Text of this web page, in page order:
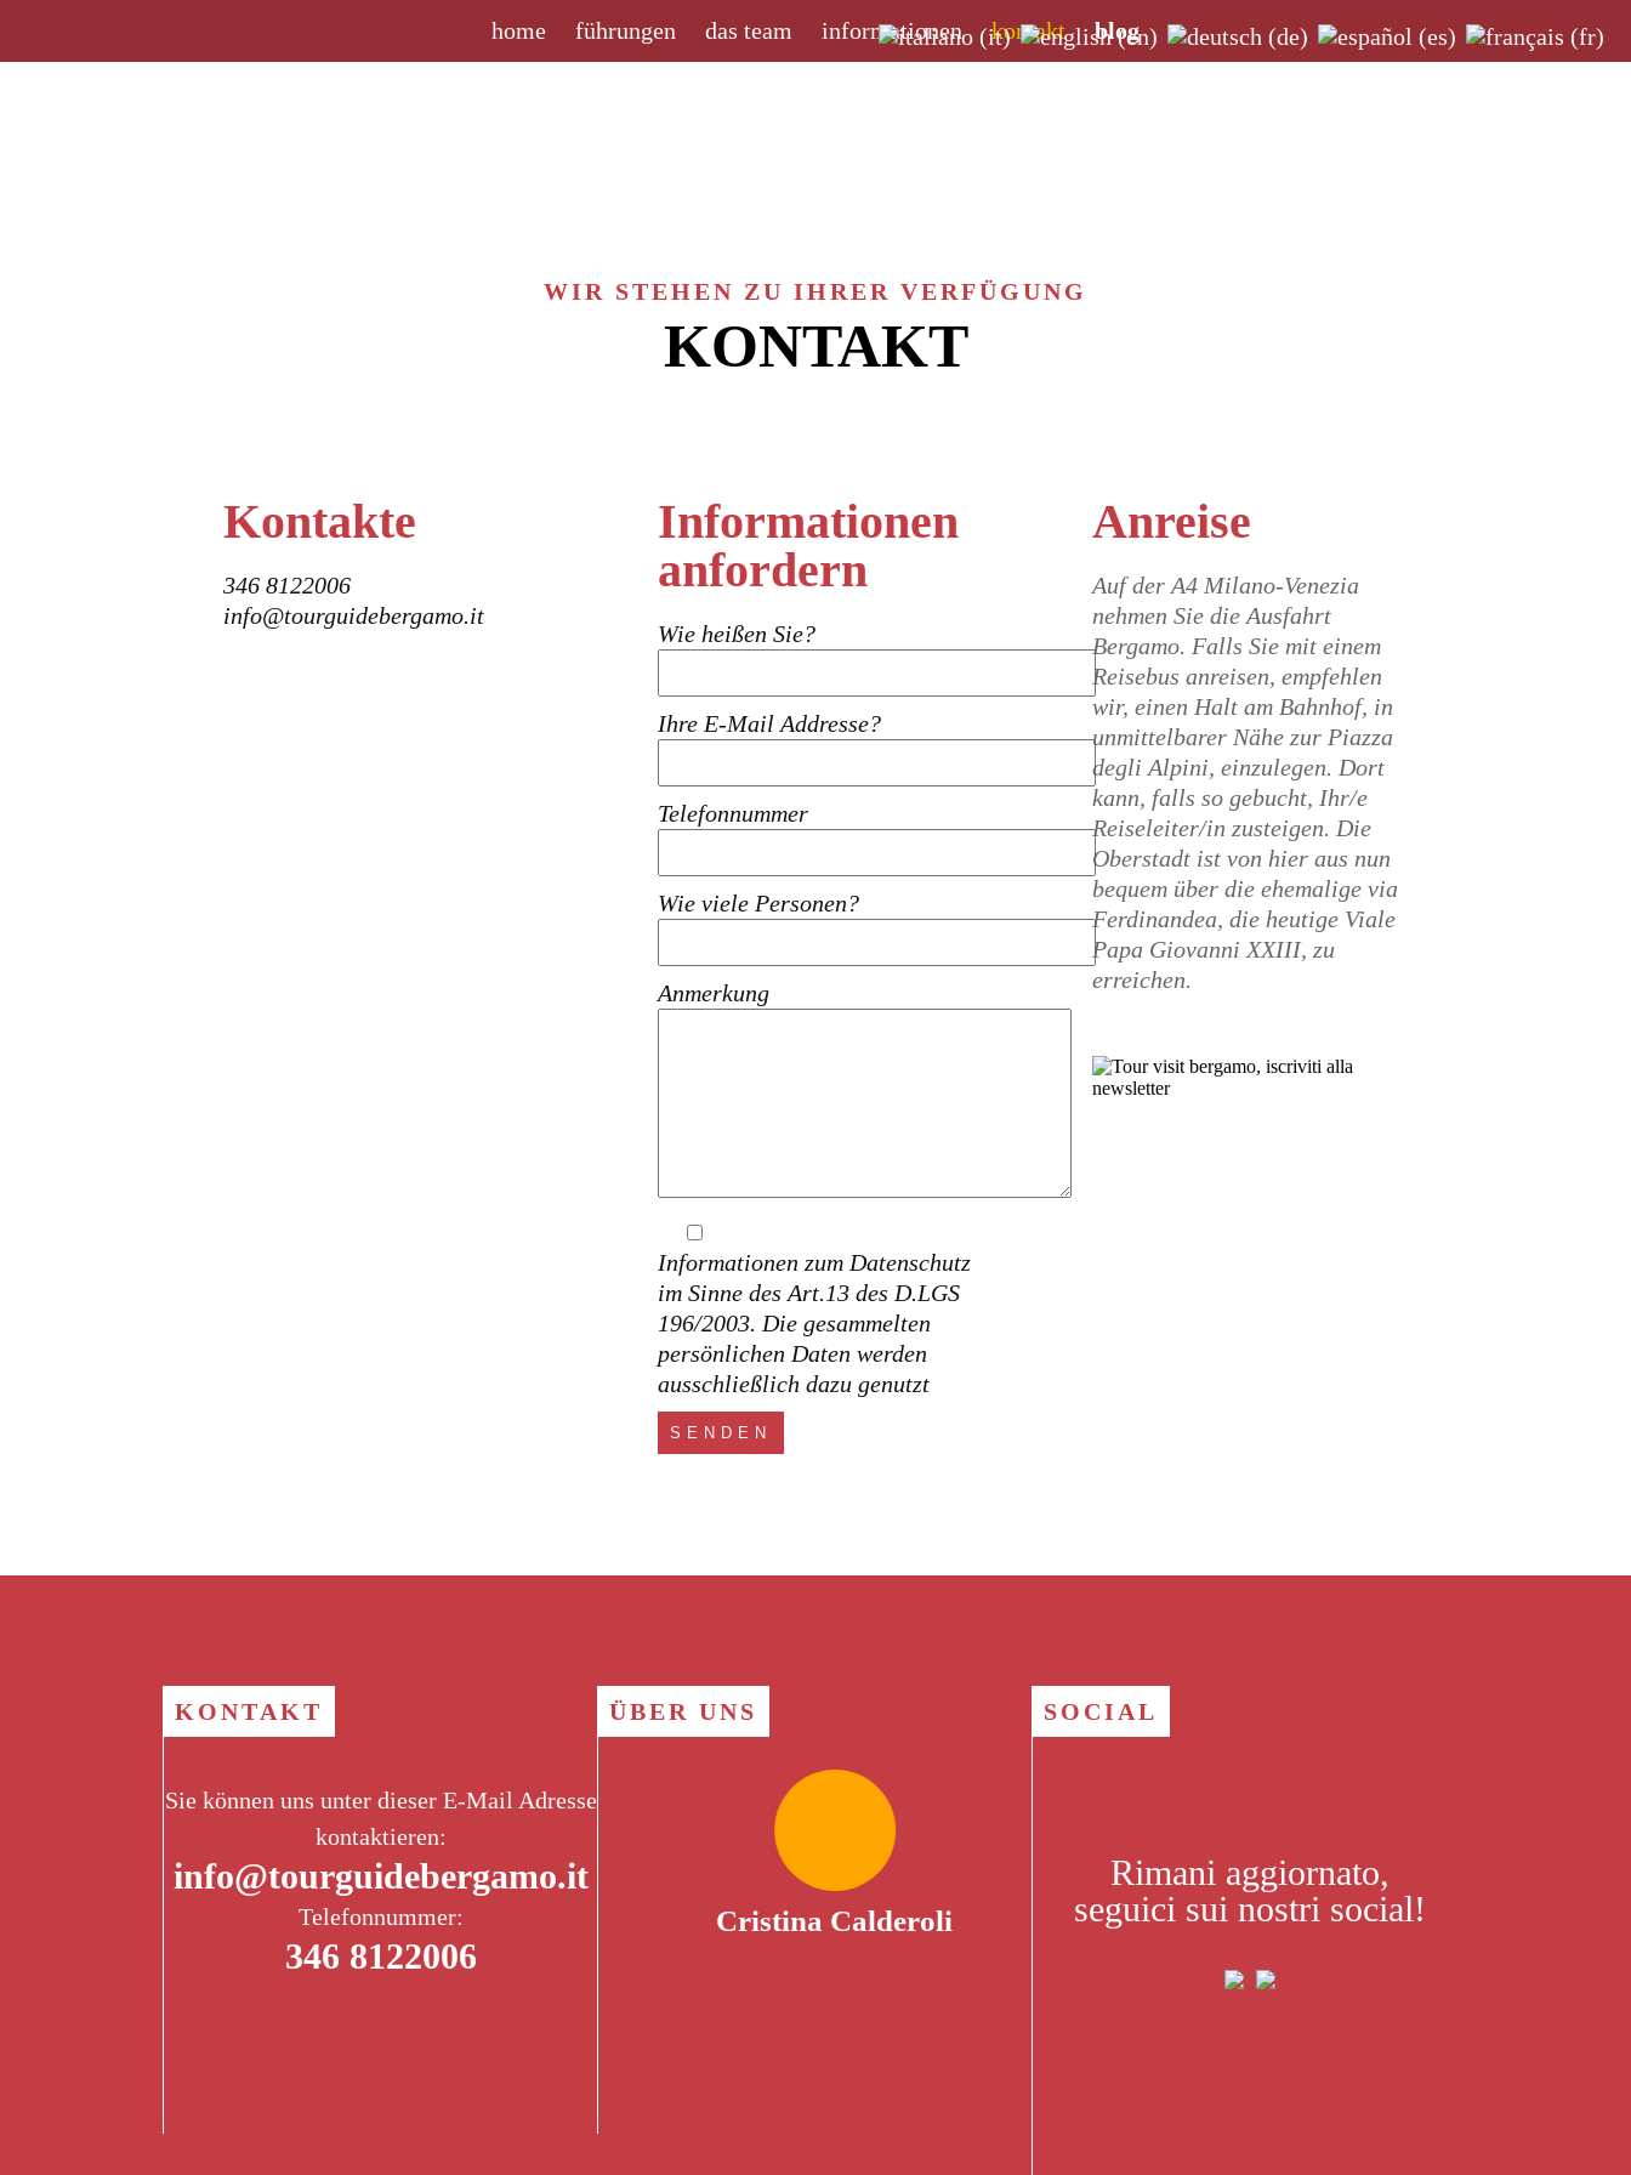
home führungen das team informationen kontakt blog
WIR STEHEN ZU IHRER VERFÜGUNG
KONTAKT
Kontakte
346 8122006
info@tourguidebergamo.it
Informationen
anfordern
Wie heißen Sie?
Ihre E-Mail Addresse?
Telefonnummer
Wie viele Personen?
Anmerkung
Informationen zum Datenschutz
im Sinne des Art.13 des D.LGS
196/2003. Die gesammelten
persönlichen Daten werden
ausschließlich dazu genutzt
Anreise
Auf der A4 Milano-Venezia
nehmen Sie die Ausfahrt
Bergamo. Falls Sie mit einem
Reisebus anreisen, empfehlen
wir, einen Halt am Bahnhof, in
unmittelbarer Nähe zur Piazza
degli Alpini, einzulegen. Dort
kann, falls so gebucht, Ihr/e
Reiseleiter/in zusteigen. Die
Oberstadt ist von hier aus nun
bequem über die ehemalige via
Ferdinandea, die heutige Viale
Papa Giovanni XXIII, zu
erreichen.
KONTAKT
Sie können uns unter dieser E-Mail Adresse
kontaktieren:
info@tourguidebergamo.it
Telefonnummer:
346 8122006
ÜBER UNS
Rosalba Bonalumi Cristina Calderoli Paola Candiano
SOCIAL
Rimani aggiornato,
seguici sui nostri social!